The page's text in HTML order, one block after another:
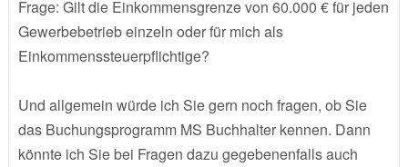
Frage: Gilt die Einkommensgrenze von 60.000 € für jeden
Gewerbebetrieb einzeln oder für mich als
Einkommenssteuerpflichtige?
Und allgemein würde ich Sie gern noch fragen, ob Sie
das Buchungsprogramm MS Buchhalter kennen. Dann
könnte ich Sie bei Fragen dazu gegebenenfalls auch